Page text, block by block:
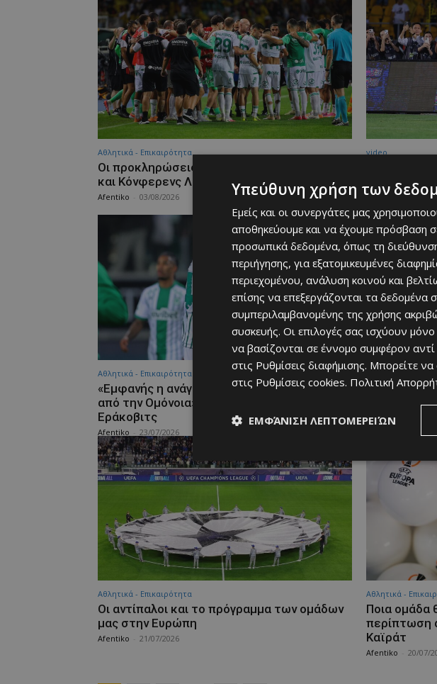
Αθλητικά - Επικαιρότητα
Οι προκληρώσεις της Ομόνοιας σε Γιουρόπα
και Κόνφερενς Λιγκ
Afentiko 03/08/2026
video
έγιναν στα
πέναλτι
Afentiko - 29/07/
Αθλητικά - Επικαιρότητα
«Εμφανής η ανάγκη απόκτησης δεξιού μπακ
από την Ομόνοια» – Αποκάλυψη για τον
Εράκοβιτς
Afentiko 23/07/2026
Αθλητικά -
Να κάνει το
22/07/
Αθλητικά - Επικαιρότητα
Οι αντίπαλοι και το πρόγραμμα των ομάδων
μας στην Ευρώπη
Afentiko 21/07/2026
Αθλητικά -
Ποια ομάδα
περίπτωση
Καϊράτ
Afentiko 20/07/
Υπεύθυνη χρήση των
Εμείς και οι συνεργάτες μας
αποθηκεύουμε και να έχουμε πρόσβαση
προσωπικά δεδομένα, όπως τη
περιήγησης, για εξατομικευμένες
περιεχομένου, ανάλυση κοινού και
επίσης να επεξεργάζονται τα δεδομένα
συμπεριλαμβανομένης της χρήσης
συσκευής. Οι επιλογές σας ισχύουν
να βασίζονται σε έννομο συμφέρον αντί
στις Ρυθμίσεις διαφήμισης. Μπορείτε να
στις Ρυθμίσεις cookies. Πολιτική
ΕΜΦΆΝΙΣΗ ΛΕΠΤΟΜΕΡΕΙΏΝ